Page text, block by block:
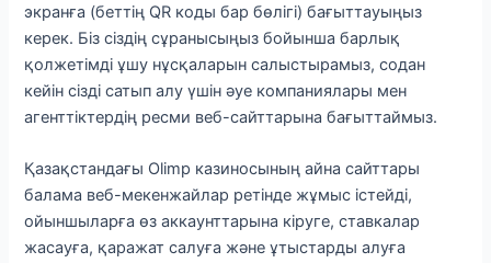
экранға (беттің QR коды бар бөлігі) бағыттауыңыз
керек. Біз сіздің сұранысыңыз бойынша барлық
қолжетімді ұшу нұсқаларын салыстырамыз, содан
кейін сізді сатып алу үшін әуе компаниялары мен
агенттіктердің ресми веб-сайттарына бағыттаймыз.
Қазақстандағы Olimp казиносының айна сайттары
балама веб-мекенжайлар ретінде жұмыс істейді,
ойыншыларға өз аккаунттарына кіруге, ставкалар
жасауға, қаражат салуға және ұтыстарды алуға